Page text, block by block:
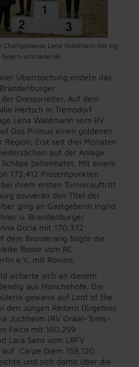
Championesse Lena Waldmann mit Ingrid
schroeder.de
Überraschung endete das
Dressurreiter. Auf dem
Hertsch in Tremsdorf
Lena Waldmann vom RV
Dos Primus einen goldenen
Region. Erst seit drei Monaten
auf der Anlage
beheimatet. Mit einem
172,412 Prozentpunkten
ihrem ersten Turnierauftritt
souverän den Titel der
ging an Gastgeberin Ingrid
u. Brandenburger
Doria mit 170,372
dem Bronzerang folgte die
Bosse vom RC
e.V. mit Ronino.
sicherte sich an diesem
aus Münchehofe. Die
gewann auf Lord of the
den Jungen Reitern (Ergebnis
Jochheim (RV Onkel-Toms-
Falco mit 160,299
Lara Sens vom LRFV
auf Carpe Diem 159,120
und sich damit über die